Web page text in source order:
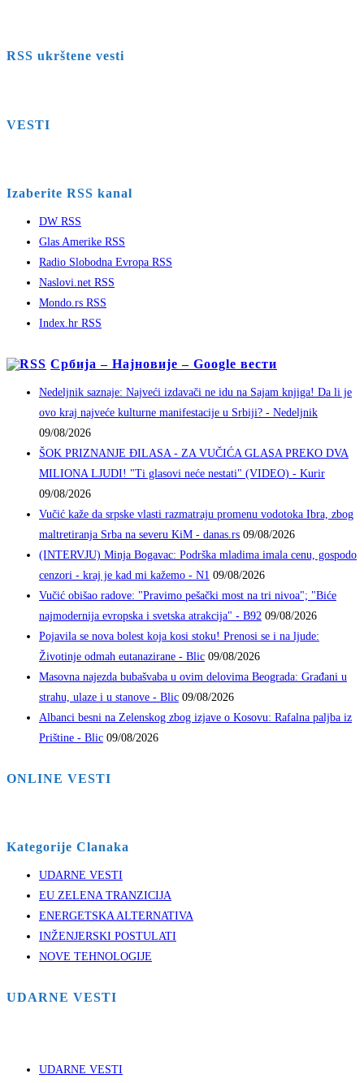
RSS ukrštene vesti
VESTI
Izaberite RSS kanal
DW RSS
Glas Amerike RSS
Radio Slobodna Evropa RSS
Naslovi.net RSS
Mondo.rs RSS
Index.hr RSS
Србија – Најновије – Google вести
Nedeljnik saznaje: Najveći izdavači ne idu na Sajam knjiga! Da li je
ovo kraj najveće kulturne manifestacije u Srbiji? - Nedeljnik
09/08/2026
ŠOK PRIZNANJE ĐILASA - ZA VUČIĆA GLASA PREKO DVA
MILIONA LJUDI! "Ti glasovi neće nestati" (VIDEO) - Kurir
09/08/2026
Vučić kaže da srpske vlasti razmatraju promenu vodotoka Ibra, zbog
maltretiranja Srba na severu KiM - danas.rs 09/08/2026
(INTERVJU) Minja Bogavac: Podrška mladima imala cenu, gospodo
cenzori - kraj je kad mi kažemo - N1 09/08/2026
Vučić obišao radove: "Pravimo pešački most na tri nivoa"; "Biće
najmodernija evropska i svetska atrakcija" - B92 09/08/2026
Pojavila se nova bolest koja kosi stoku! Prenosi se i na ljude:
Životinje odmah eutanazirane - Blic 09/08/2026
Masovna najezda bubašvaba u ovim delovima Beograda: Građani u
strahu, ulaze i u stanove - Blic 09/08/2026
Albanci besni na Zelenskog zbog izjave o Kosovu: Rafalna paljba iz
Prištine - Blic 09/08/2026
ONLINE VESTI
Kategorije Clanaka
UDARNE VESTI
EU ZELENA TRANZICIJA
ENERGETSKA ALTERNATIVA
INŽENJERSKI POSTULATI
NOVE TEHNOLOGIJE
UDARNE VESTI
UDARNE VESTI